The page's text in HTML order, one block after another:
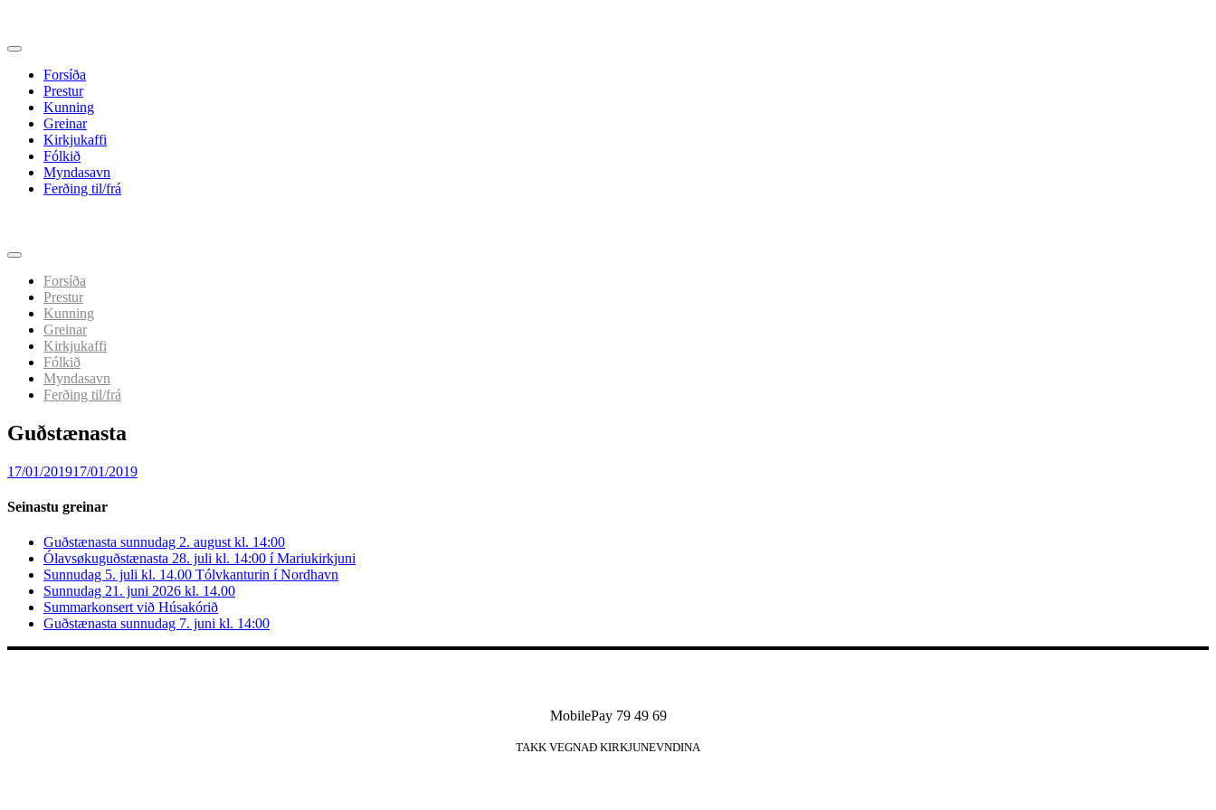
Forsíða
Prestur
Kunning
Greinar
Kirkjukaffi
Fólkið
Myndasavn
Ferðing til/frá
indhold
Forsíða
Prestur
Kunning
Greinar
Kirkjukaffi
Fólkið
Myndasavn
Ferðing til/frá
Guðstænasta
17/01/201917/01/2019
Seinastu greinar
Guðstænasta sunnudag 2. august kl. 14:00
Ólavsøkuguðstænasta 28. juli kl. 14:00 í Mariukirkjuni
Sunnudag 5. juli kl. 14.00 Tólvkanturin í Nordhavn
Sunnudag 21. juni 2026 kl. 14.00
Summarkonsert við Húsakórið
Guðstænasta sunnudag 7. juni kl. 14:00
MobilePay 79 49 69
TAKK VEGNAÐ KIRKJUNEVNDINA